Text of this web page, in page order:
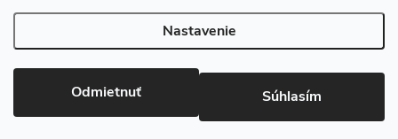
Nastavenie
Odmietnuť Súhlasím
Copyright 2026Indarčeky.sk. Všetky práva vyhradené.Upraviť
nastavenie cookies